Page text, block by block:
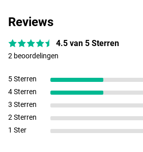
Reviews
4.5 van 5 Sterren
2 beoordelingen
5 Sterren
4 Sterren
3 Sterren
2 Sterren
1 Ster